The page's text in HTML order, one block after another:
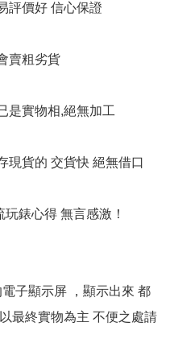
評價好 信心保證
賣粗劣貨
是實物相,絕無加工
現貨的 交貨快 絕無借口
錶心得 無言感激！
子顯示屏 ，顯示出來 都
最終實物為主 不便之處請